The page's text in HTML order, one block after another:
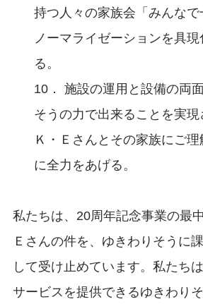
持つ人々の家族会「みんなで
ノーマライゼーションを具
る。
10． 施設の運用と設備の両
そうの力で出来ることを実
Ｋ・Ｅさんとその家族にご
に全力をあげる。
私たちは、20周年記念事業の最
Ｅさんの件を、ゆきわりそうに
して受け止めています。私たち
サービスを提供できるゆきわり